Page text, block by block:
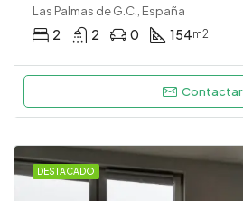
Las Palmas de G.C., España
2 2 0 154m2
Contactar
DESTACADO